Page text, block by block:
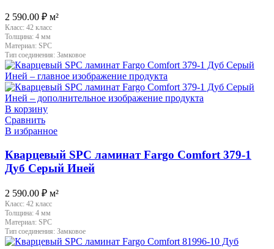
2 590.00 ₽ м²
Класс: 42 класс
Толщина: 4 мм
Материал: SPC
Тип соединения: Замковое
В корзину
Сравнить
В избранное
Кварцевый SPC ламинат Fargo Comfort 379-1
Дуб Серый Иней
2 590.00 ₽ м²
Класс: 42 класс
Толщина: 4 мм
Материал: SPC
Тип соединения: Замковое